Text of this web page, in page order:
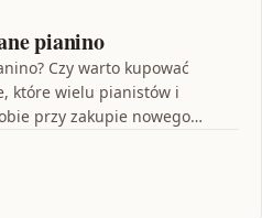
pianino
Czy warto kupować
które wielu pianistów i
przy zakupie nowego